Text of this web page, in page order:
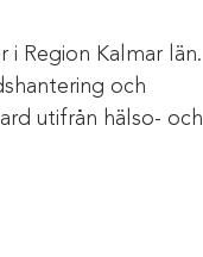
i Region Kalmar län.
och
utifrån hälso- och